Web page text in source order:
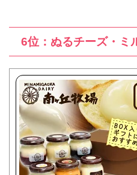
6位：ぬるチーズ・ミ